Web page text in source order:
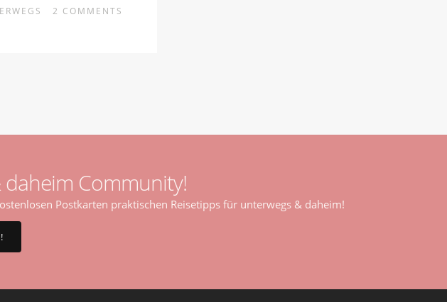
2 COMMENTS
Community!
Postkarten praktischen Reisetipps für unterwegs & daheim!